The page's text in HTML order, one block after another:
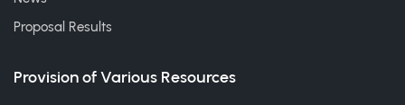
Proposal Results
Provision of Various Resources